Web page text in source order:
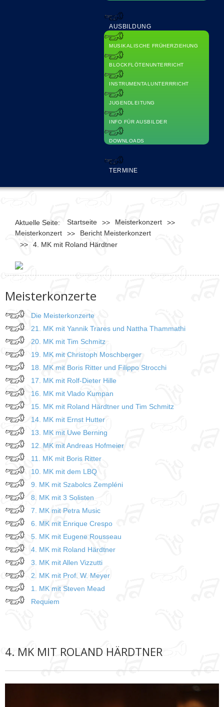
AUSBILDUNG
MUSIKALISCHE FRÜHERZIEHUNG
BLOCKFLÖTENUNTERRICHT
INSTRUMENTALUNTERRRICHT
JUGENDLEITUNG
INFO FÜR AUSBILDER
DOWNLOADS
TERMINE
Aktuelle Seite: Startseite >> Meisterkonzert
>>
Meisterkonzert
>>
Bericht Meisterkonzert
>>
4. MK mit Roland Härdtner
Meisterkonzerte
Die Meisterkonzerte
21. MK mit Yannik Trares und Nattha Thammathi
20. MK mit Tim Schmitz
19. MK mit Christoph Moschberger
18. MK mit Boris Ritter und Filippo Strocchi
17. MK mit Rolf-Dieter Hille
16. MK mit Vlado Kumpan
15. MK mit Roland Härdtner und Tim Schmitz
14. MK mit Ernst Hutter
13. MK mit Uwe Berning
12. MK mit Andreas Hofmeier
11. MK mit Boris Ritter
10. MK mit dem LBQ
9. MK mit Szabolcs Zempléni
8. MK mit 3 Solisten
7. MK mit Petra Music
6. MK mit Enrique Crespo
5. MK mit Eugene Rousseau
4. MK mit Roland Härdtner
3. MK mit Allen Vizzutti
2. MK mit Prof. W. Meyer
1. MK mit Steven Mead
Requiem
4. MK MIT ROLAND HÄRDTNER